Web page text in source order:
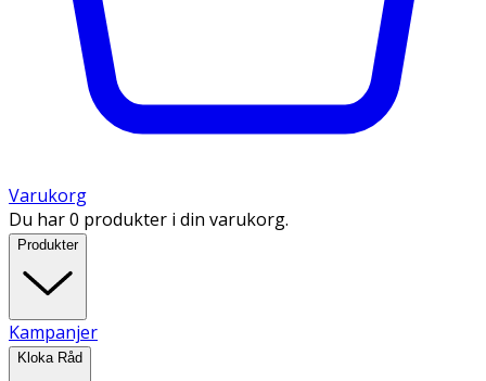
Varukorg
Du har 0 produkter i din varukorg.
Produkter
Kampanjer
Kloka Råd